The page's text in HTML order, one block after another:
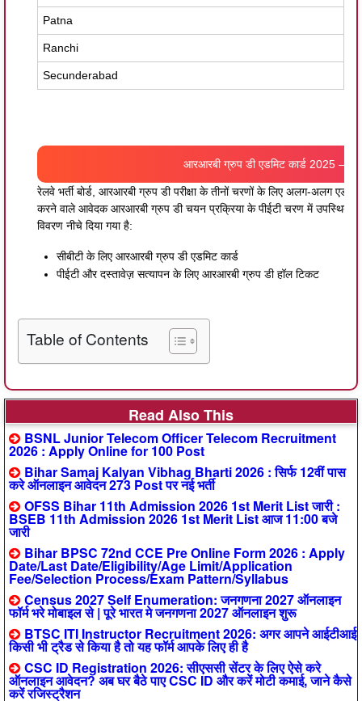
Patna
Ranchi
Secunderabad
आरआरबी ग्रुप डी एडमिट कार्ड 2025 –
रेलवे भर्ती बोर्ड, आरआरबी ग्रुप डी परीक्षा के तीनों चरणों के लिए अलग-अलग
करने वाले आवेदक आरआरबी ग्रुप डी चयन प्रक्रिया के पीईटी चरण में उपस्थित
विवरण नीचे दिया गया है:
सीबीटी के लिए आरआरबी ग्रुप डी एडमिट कार्ड
पीईटी और दस्तावेज़ सत्यापन के लिए आरआरबी ग्रुप डी हॉल टिकट
Table of Contents
Read Also This
BSNL Junior Telecom Officer Telecom Recruitment
2026 : Apply Online for 100 Post
Bihar Samaj Kalyan Vibhag Bharti 2026 : सिर्फ 12वीं पास
करे ऑनलाइन आवेदन 273 Post पर नई भर्ती
OFSS Bihar 11th Admission 2026 1st Merit List जारी :
BSEB 11th Admission 2026 1st Merit List आज 11:00 बजे
जारी
Bihar BPSC 72nd CCE Pre Online Form 2026 : Apply
Date/Last Date/Eligibility/Age Limit/Application
Fee/Selection Process/Exam Pattern/Syllabus
Census 2027 Self Enumeration: जनगणना 2027 ऑनलाइन
फॉर्म भरे मोबाइल से | पूरे भारत मे जनगणना 2027 ऑनलाइन शुरू
BTSC ITI Instructor Recruitment 2026: अगर आपने आईटीआई
किसी भी ट्रैड से किया है तो यह फॉर्म आपके लिए ही है
CSC ID Registration 2026: सीएससी सेंटर के लिए ऐसे करे
ऑनलाइन आवेदन? अब घर बैठे पाए CSC ID और करें मोटी कमाई, जाने कैसे
करें रजिस्ट्रैशन